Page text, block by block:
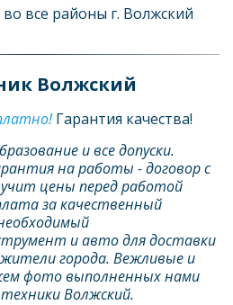
все районы г. Волжский
Волжский
Гарантия качества!
и все допуски.
на работы - договор с
цены перед работой
за качественный
и авто для доставки
города. Вежливые и
фото выполненных нами
Волжский.